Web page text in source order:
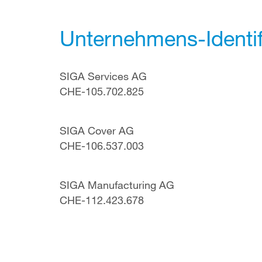
Unternehmens-
SIGA Services AG
CHE-105.702.825
SIGA Cover AG
CHE-106.537.003
SIGA Manufacturing AG
CHE-112.423.678